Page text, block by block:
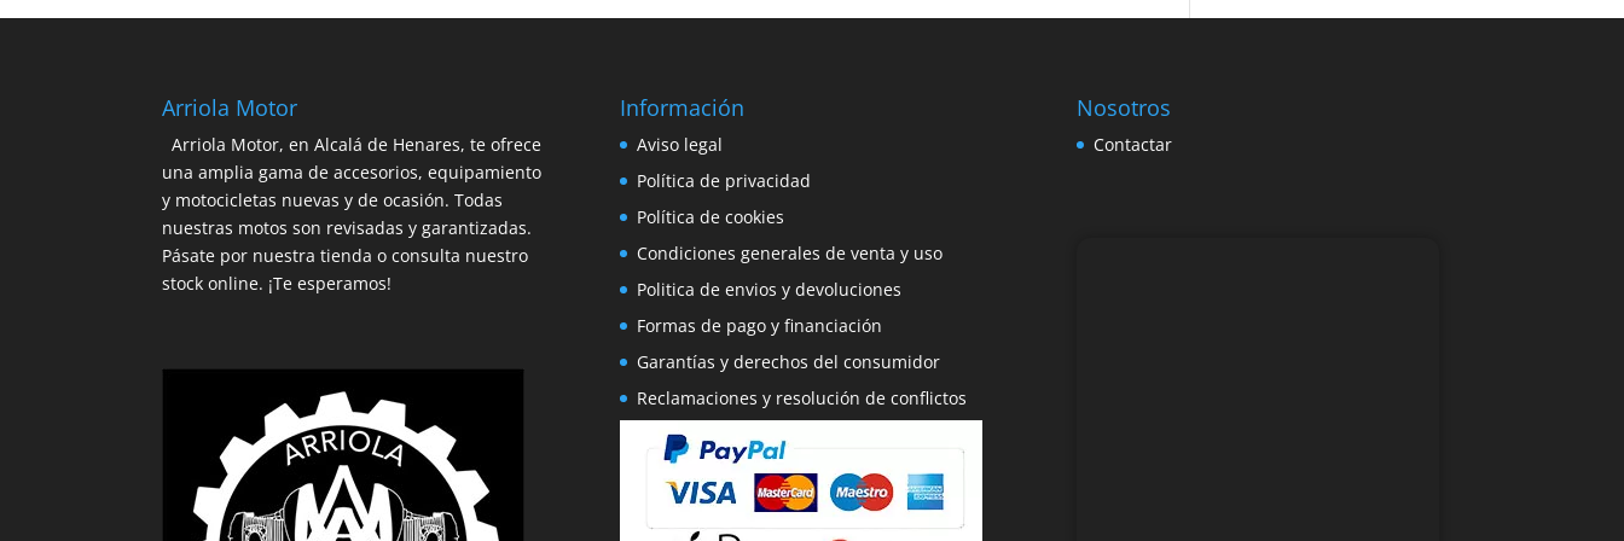
247,95€.185,95€.
182,95€.155,50€.
290,95€.247,30€.
Arriola Motor
Arriola Motor, en Alcalá de Henares, te ofrece
una amplia gama de accesorios, equipamiento
y motocicletas nuevas y de ocasión. Todas
nuestras motos son revisadas y garantizadas.
Pásate por nuestra tienda o consulta nuestro
stock online. ¡Te esperamos!
Información
Aviso legal
Política de privacidad
Política de cookies
Condiciones generales de venta y uso
Politica de envios y devoluciones
Formas de pago y financiación
Garantías y derechos del consumidor
Reclamaciones y resolución de conflictos
Nosotros
Contactar